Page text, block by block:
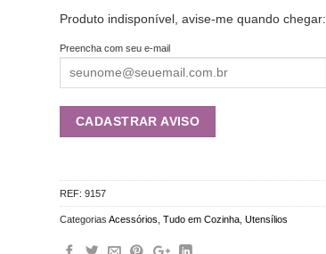
Produto indisponível, avise-me quando chegar:
Preencha com seu e-mail
REF: 9157
Categorias Acessórios Tudo em Cozinha, Utensílios